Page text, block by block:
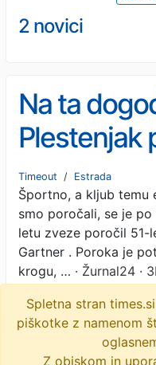
2 novici
Na ta
Plestenjak
ima
Timeout / Estrada
Športno, a kljub temu
smo poročali, se je
letu zveze poročil 51-
Gartner . Poroka je
krogu, … · Žurnal24 ·
iztok
jan plestenjak
Spletna stran
piškotke z namenom
Z obiskom in